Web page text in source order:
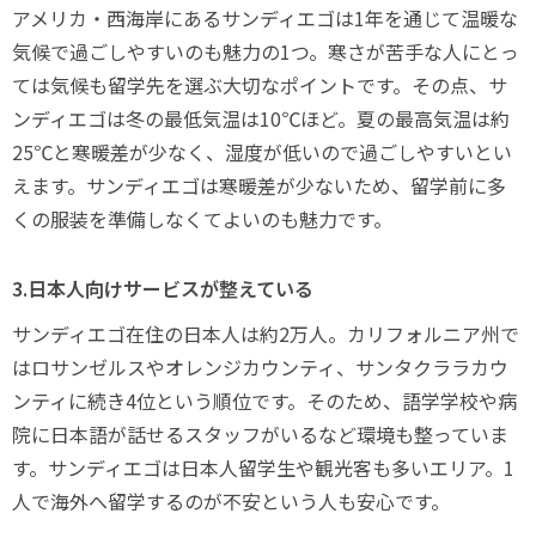
アメリカ・西海岸にあるサンディエゴは1年を通じて温暖な
気候で過ごしやすいのも魅力の1つ。寒さが苦手な人にとっ
ては気候も留学先を選ぶ大切なポイントです。その点、サ
ンディエゴは冬の最低気温は10℃ほど。夏の最高気温は約
25℃と寒暖差が少なく、湿度が低いので過ごしやすいとい
えます。サンディエゴは寒暖差が少ないため、留学前に多
くの服装を準備しなくてよいのも魅力です。
3.日本人向けサービスが整えている
サンディエゴ在住の日本人は約2万人。カリフォルニア州で
はロサンゼルスやオレンジカウンティ、サンタクララカウ
ンティに続き4位という順位です。そのため、語学学校や病
院に日本語が話せるスタッフがいるなど環境も整っていま
す。サンディエゴは日本人留学生や観光客も多いエリア。1
人で海外へ留学するのが不安という人も安心です。